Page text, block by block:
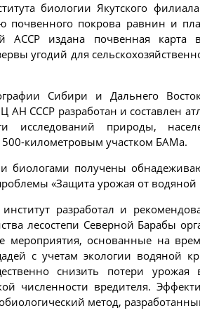
биологии Якутского
почвенного покрова равнин и
АССР издана почвенная карта
угодий для
Сибири и Дальнего
АН СССР разработан и составлен
исследований природы,
километровым участком БАМа.
биологами получены
«Защита урожая от
институт разработал и
лесостепи Северной Барабы
мероприятия, основанные на
с учетам экологии водяной
снизить потери
численности вредителя.
метод,